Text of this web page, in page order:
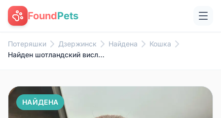
FoundPets
Потеряшки Дзержинск Найдена
Кошка
Найден шотландский вислоухий кот, район Чкалова
НАЙДЕНА